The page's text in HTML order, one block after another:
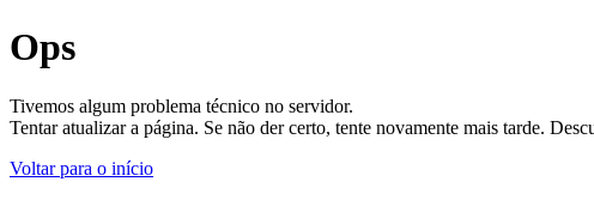
Ops
Tivemos algum problema técnico no servidor.
Tentar atualizar a página. Se não der certo, tente novamente mais tarde.
Voltar para o início